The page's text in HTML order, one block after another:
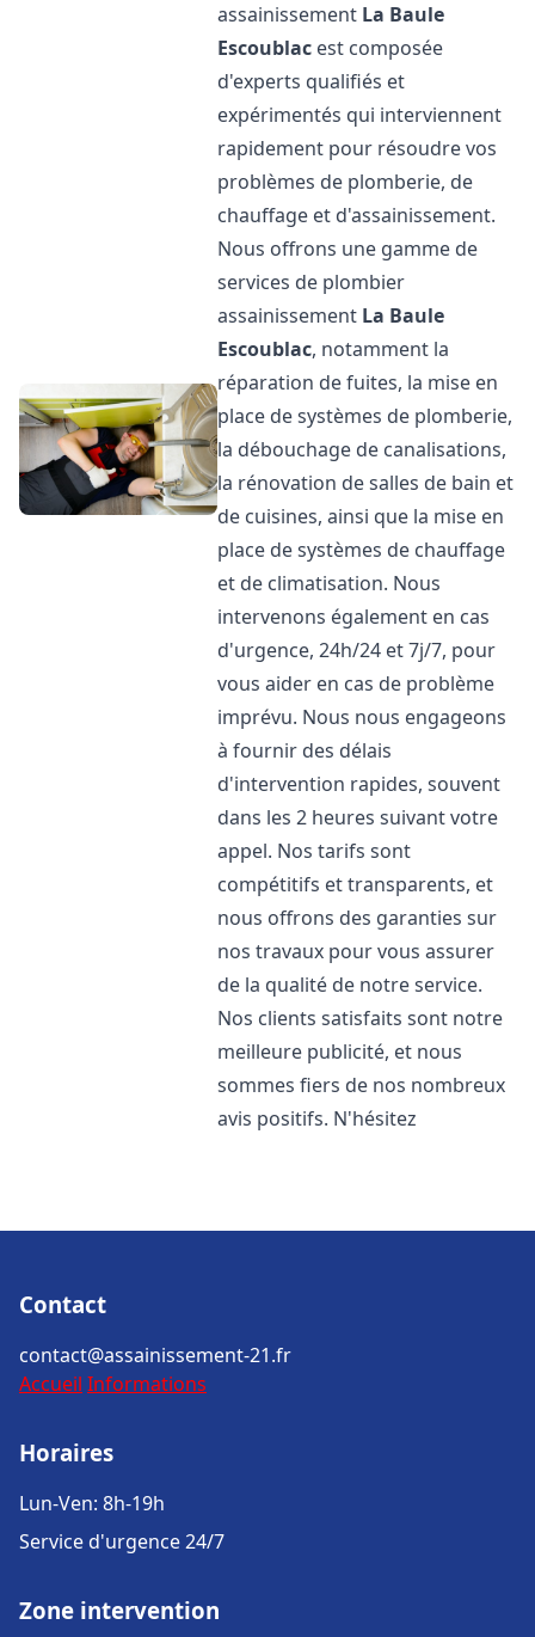
assainissement La Baule
Escoublac est composée
d'experts qualifiés et
expérimentés qui interviennent
rapidement pour résoudre vos
problèmes de plomberie, de
chauffage et d'assainissement.
Nous offrons une gamme de
services de plombier
assainissement La Baule
Escoublac, notamment la
réparation de fuites, la mise en
place de systèmes de plomberie,
la débouchage de canalisations,
la rénovation de salles de bain et
de cuisines, ainsi que la mise en
place de systèmes de chauffage
et de climatisation. Nous
intervenons également en cas
d'urgence, 24h/24 et 7j/7, pour
vous aider en cas de problème
imprévu. Nous nous engageons
à fournir des délais
d'intervention rapides, souvent
dans les 2 heures suivant votre
appel. Nos tarifs sont
compétitifs et transparents, et
nous offrons des garanties sur
nos travaux pour vous assurer
de la qualité de notre service.
Nos clients satisfaits sont notre
meilleure publicité, et nous
sommes fiers de nos nombreux
avis positifs. N'hésitez
Contact
contact@assainissement-21.fr
Accueil Informations
Horaires
Lun-Ven: 8h-19h
Service d'urgence 24/7
Zone intervention